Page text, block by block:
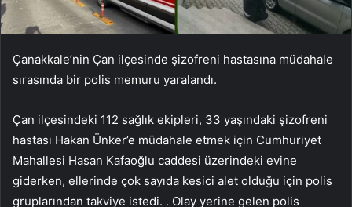
Çanakkale’nin Çan ilçesinde şizofreni hastasına müdahale
sırasında bir polis memuru yaralandı.
Çan ilçesindeki 112 sağlık ekipleri, 33 yaşındaki şizofreni
hastası Hakan Ünker’e müdahale etmek için Cumhuriyet
Mahallesi Hasan Kafaoğlu caddesi üzerindeki evine
giderken, ellerinde çok sayıda kesici alet olduğu için polis
gruplarından takviye istedi. . Olay yerine gelen polis